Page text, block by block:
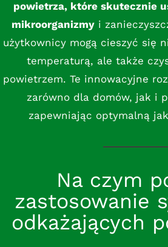
powietrza, które skutecznie
mikroorganizmyi
użytkownicy mogą cieszyć się
temperaturą, ale także
powietrzem. Te innowacyjne
zarówno dla domów, jak i
zapewniając optymalną
Na czym
zastosowanie
odkażających